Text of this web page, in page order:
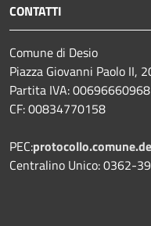
CONTATTI
Comune di Desio
Piazza Giovanni Paolo II,
Partita IVA: 00696660968
CF: 00834770158
PEC:
Centralino Unico: 0362-